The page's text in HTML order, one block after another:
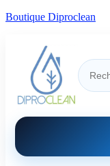
Boutique Diproclean